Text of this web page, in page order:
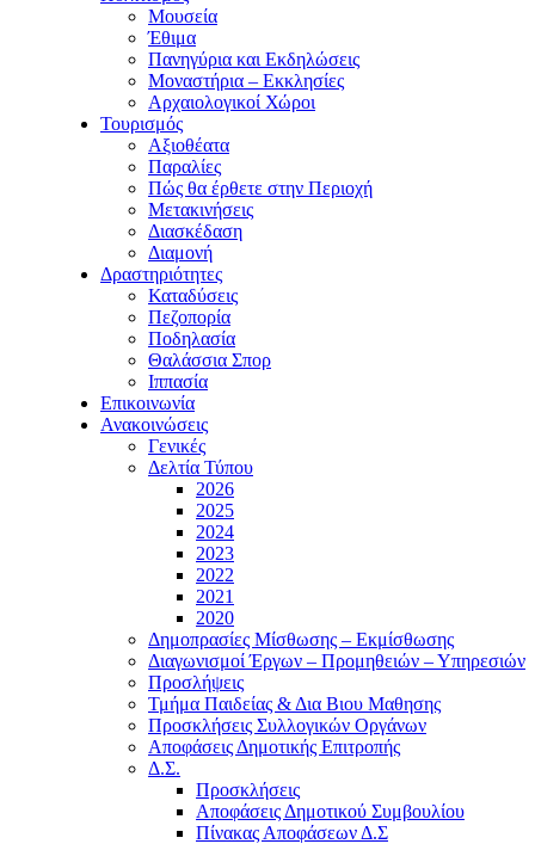
Μουσεία
Έθιμα
Πανηγύρια και Εκδηλώσεις
Μοναστήρια – Εκκλησίες
Αρχαιολογικοί Χώροι
Τουρισμός
Αξιοθέατα
Παραλίες
Πώς θα έρθετε στην Περιοχή
Μετακινήσεις
Διασκέδαση
Διαμονή
Δραστηριότητες
Καταδύσεις
Πεζοπορία
Ποδηλασία
Θαλάσσια Σπορ
Ιππασία
Επικοινωνία
Ανακοινώσεις
Γενικές
Δελτία Τύπου
2026
2025
2024
2023
2022
2021
2020
Δημοπρασίες Μίσθωσης – Εκμίσθωσης
Διαγωνισμοί Έργων – Προμηθειών – Υπηρεσιών
Προσλήψεις
Τμήμα Παιδείας & Δια Βιου Μαθησης
Προσκλήσεις Συλλογικών Οργάνων
Αποφάσεις Δημοτικής Επιτροπής
Δ.Σ.
Προσκλήσεις
Αποφάσεις Δημοτικού Συμβουλίου
Πίνακας Αποφάσεων Δ.Σ